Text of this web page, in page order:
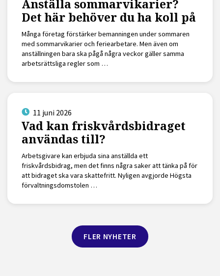
Anställa sommarvikarier?
Det här behöver du ha koll på
Många företag förstärker bemanningen under sommaren
med sommarvikarier och feriearbetare. Men även om
anställningen bara ska pågå några veckor gäller samma
arbetsrättsliga regler som …
11 juni 2026
Vad kan friskvårdsbidraget
användas till?
Arbetsgivare kan erbjuda sina anställda ett
friskvårdsbidrag, men det finns några saker att tänka på för
att bidraget ska vara skattefritt. Nyligen avgjorde Högsta
förvaltningsdomstolen …
FLER NYHETER